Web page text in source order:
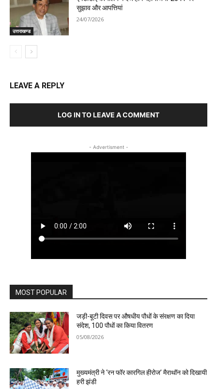
उत्तराखण्ड
सुझाव और आपत्तियां
24/07/2026
LEAVE A REPLY
LOG IN TO LEAVE A COMMENT
- Advertisment -
MOST POPULAR
जड़ी-बूटी दिवस पर औषधीय पौधों के संरक्षण का दिया
संदेश, 100 पौधों का किया वितरण
05/08/2026
मुख्यमंत्री ने ‘रन फॉर कारगिल हीरोज’ मैराथॉन को दिखायी
हरी झंडी